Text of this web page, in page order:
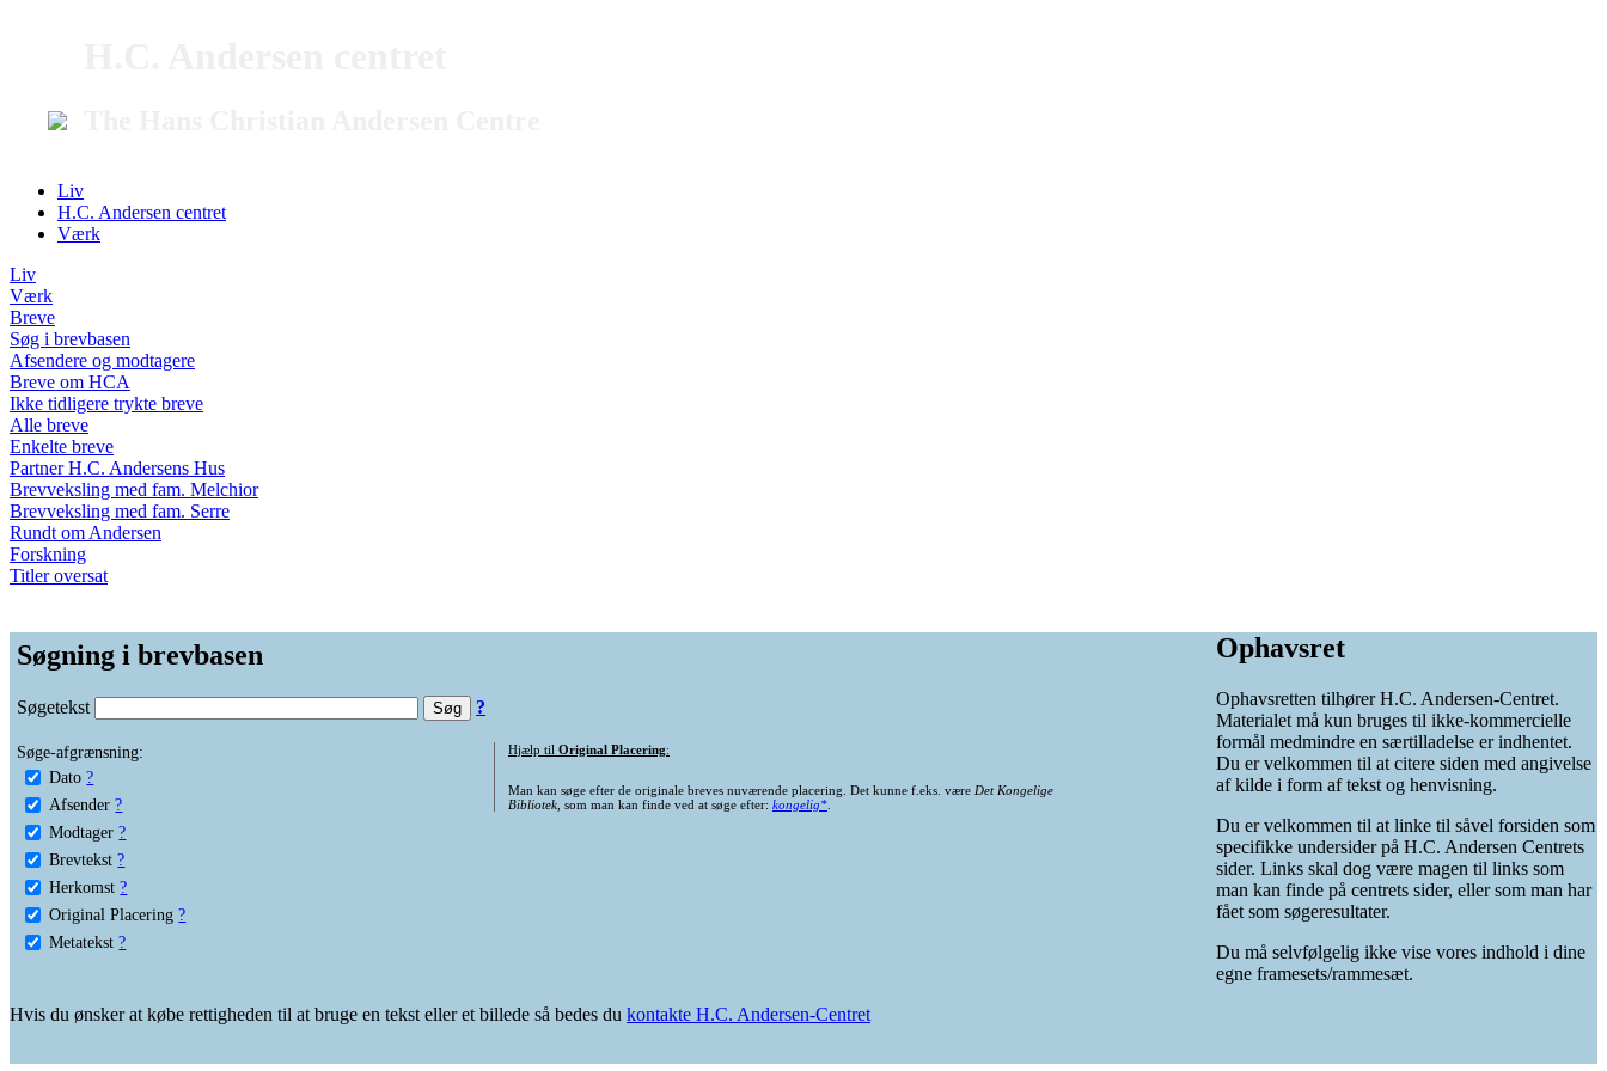
Liv
H.C. Andersen centret
Værk
Liv
Værk
Breve
Søg i brevbasen
Afsendere og modtagere
Breve om HCA
Ikke tidligere trykte breve
Alle breve
Enkelte breve
Partner H.C. Andersens Hus
Brevveksling med fam. Melchior
Brevveksling med fam. Serre
Rundt om Andersen
Forskning
Titler oversat
Søgning i brevbasen
Søgetekst ?
Søge-afgrænsning:
Dato ?
Afsender ?
Modtager ?
Brevtekst ?
Herkomst ?
Original Placering ?
Metatekst ?
Hjælp til Original Placering:
Man kan søge efter de originale breves nuværende placering. Det kunne f.eks. være Det Kongelige
Bibliotek, som man kan finde ved at søge efter: kongelig*.
Ophavsret
Ophavsretten tilhører H.C. Andersen-Centret.
Materialet må kun bruges til ikke-kommercielle
formål medmindre en særtilladelse er indhentet.
Du er velkommen til at citere siden med angivelse
af kilde i form af tekst og henvisning.
Du er velkommen til at linke til såvel forsiden som
specifikke undersider på H.C. Andersen Centrets
sider. Links skal dog være magen til links som
man kan finde på centrets sider, eller som man har
fået som søgeresultater.
Du må selvfølgelig ikke vise vores indhold i dine
egne framesets/rammesæt.
Hvis du ønsker at købe rettigheden til at bruge en tekst eller et billede så bedes du kontakte H.C. Andersen-Centret